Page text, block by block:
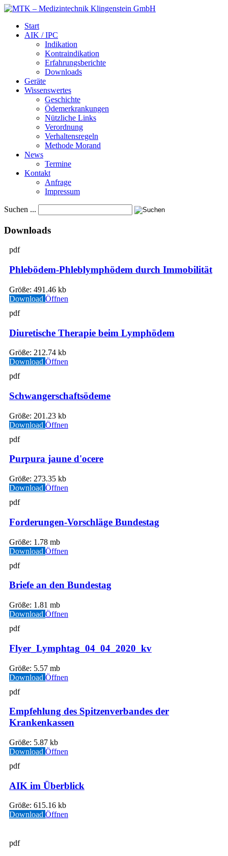
Start
AIK / IPC
Indikation
Kontraindikation
Erfahrungsberichte
Downloads
Geräte
Wissenswertes
Geschichte
Ödemerkrankungen
Nützliche Links
Verordnung
Verhaltensregeln
Methode Morand
News
Termine
Kontakt
Anfrage
Impressum
Suchen ...
Downloads
pdf
Phlebödem-Phleblymphödem durch Immobilität
Größe: 491.46 kb
Download Öffnen
pdf
Diuretische Therapie beim Lymphödem
Größe: 212.74 kb
Download Öffnen
pdf
Schwangerschaftsödeme
Größe: 201.23 kb
Download Öffnen
pdf
Purpura jaune d'ocere
Größe: 273.35 kb
Download Öffnen
pdf
Forderungen-Vorschläge Bundestag
Größe: 1.78 mb
Download Öffnen
pdf
Briefe an den Bundestag
Größe: 1.81 mb
Download Öffnen
pdf
Flyer_Lymphtag_04_04_2020_kv
Größe: 5.57 mb
Download Öffnen
pdf
Empfehlung des Spitzenverbandes der
Krankenkassen
Größe: 5.87 kb
Download Öffnen
pdf
AIK im Überblick
Größe: 615.16 kb
Download Öffnen
pdf